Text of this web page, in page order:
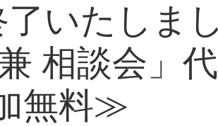
了いたしま
兼 相談会」
無料≫